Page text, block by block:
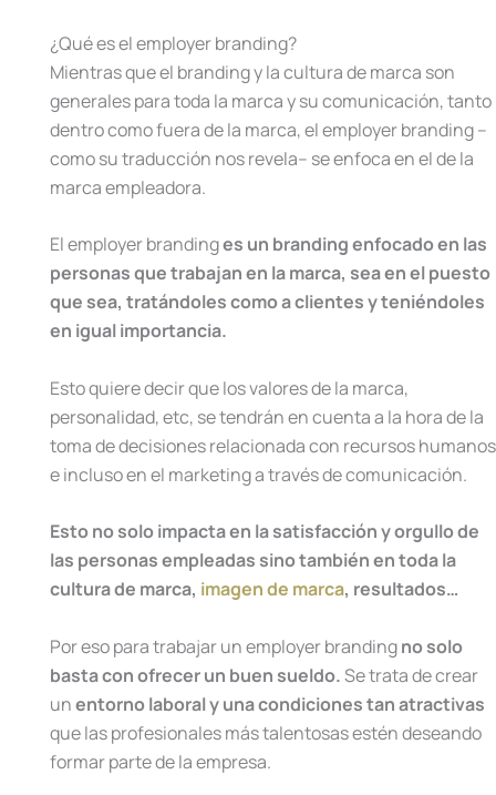
¿Qué es el employer branding?
Mientras que el branding y la cultura de marca son
generales para toda la marca y su comunicación, tanto
dentro como fuera de la marca, el employer branding –
como su traducción nos revela– se enfoca en el de la
marca empleadora.
El employer brandinges un branding enfocado en las
personas que trabajan en la marca, sea en el puesto
que sea, tratándoles como a clientes y teniéndoles
en igual importancia.
Esto quiere decir que los valores de la marca,
personalidad, etc, se tendrán en cuenta a la hora de la
toma de decisiones relacionada con recursos humanos
e incluso en el marketing a través de comunicación.
Esto no solo impacta en la satisfacción y orgullo de
las personas empleadas sino también en toda la
cultura de marca, imagen de marca, resultados…
Por eso para trabajar un employer brandingno solo
basta con ofrecer un buen sueldo.Se trata de crear
unentorno laboral y una condiciones tan atractivas
que las profesionales más talentosas estén deseando
formar parte de la empresa.